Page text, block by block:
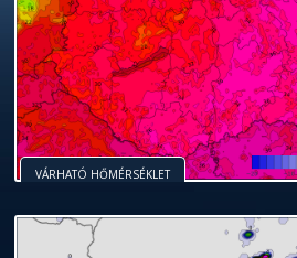
VÁRHATÓ HŐMÉRSÉKLET